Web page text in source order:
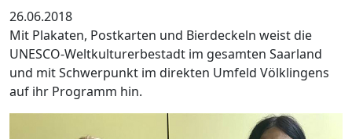
26.06.2018
Mit Plakaten, Postkarten und Bierdeckeln weist die
UNESCO-Weltkulturerbestadt im gesamten Saarland
und mit Schwerpunkt im direkten Umfeld Völklingens
auf ihr Programm hin.